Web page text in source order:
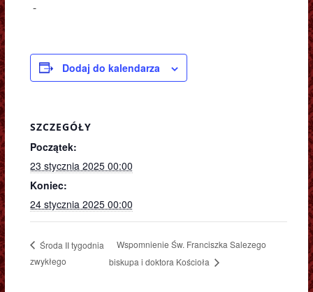
-
Dodaj do kalendarza
SZCZEGÓŁY
Początek:
23 stycznia 2025 00:00
Koniec:
24 stycznia 2025 00:00
Środa II tygodnia
zwykłego
Wspomnienie Św. Franciszka Salezego
biskupa i doktora Kościoła